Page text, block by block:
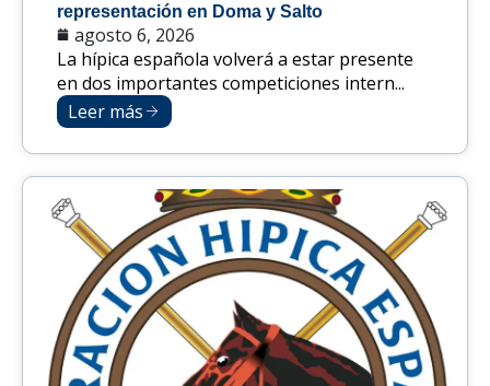
representación en Doma y Salto
agosto 6, 2026
La hípica española volverá a estar presente
en dos importantes competiciones intern...
Leer más